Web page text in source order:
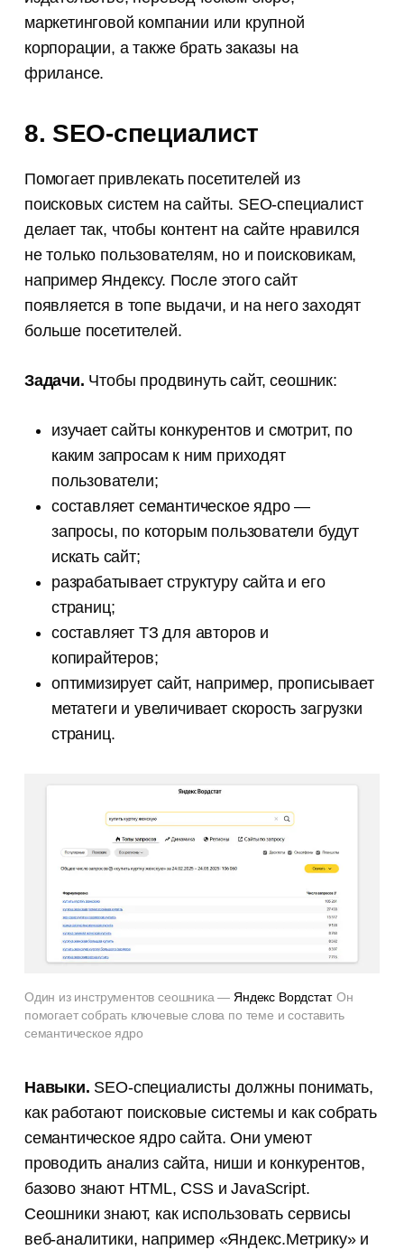
маркетинговой компании или крупной
корпорации, а также брать заказы на
фрилансе.
8. SEO-специалист
Помогает привлекать посетителей из
поисковых систем на сайты. SEO-специалист
делает так, чтобы контент на сайте нравился
не только пользователям, но и поисковикам,
например Яндексу. После этого сайт
появляется в топе выдачи, и на него заходят
больше посетителей.
Задачи. Чтобы продвинуть сайт, сеошник:
изучает сайты конкурентов и смотрит, по
каким запросам к ним приходят
пользователи;
составляет семантическое ядро —
запросы, по которым пользователи будут
искать сайт;
разрабатывает структуру сайта и его
страниц;
составляет ТЗ для авторов и
копирайтеров;
оптимизирует сайт, например, прописывает
метатеги и увеличивает скорость загрузки
страниц.
Один из инструментов сеошника —Яндекс Вордстат. Он
помогает собрать ключевые слова по теме и составить
семантическое ядро
Навыки. SEO-специалисты должны понимать,
как работают поисковые системы и как собрать
семантическое ядро сайта. Они умеют
проводить анализ сайта, ниши и конкурентов,
базово знают HTML, CSS и JavaScript.
Сеошники знают, как использовать сервисы
веб-аналитики, например «Яндекс.Метрику» и